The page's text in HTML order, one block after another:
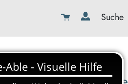
Suche
08179-423989-0